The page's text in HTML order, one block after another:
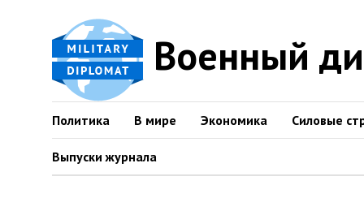
Военный
Политика В мире Экономика Силовые
Выпуски журнала